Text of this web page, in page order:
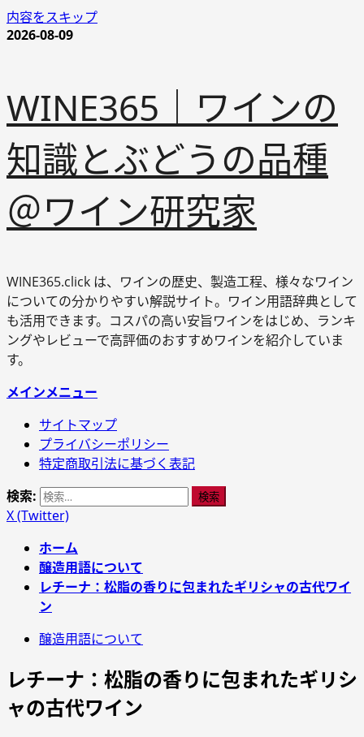
内容をスキップ
2026-08-09
WINE365｜ワインの
知識とぶどうの品種
＠ワイン研究家
WINE365.click は、ワインの歴史、製造工程、様々なワイン
についての分かりやすい解説サイト。ワイン用語辞典として
も活用できます。コスパの高い安旨ワインをはじめ、ランキ
ングやレビューで高評価のおすすめワインを紹介していま
す。
メインメニュー
サイトマップ
プライバシーポリシー
特定商取引法に基づく表記
検索:
X (Twitter)
ホーム
醸造用語について
レチーナ：松脂の香りに包まれたギリシャの古代ワイ
ン
醸造用語について
レチーナ：松脂の香りに包まれたギリシ
ャの古代ワイン